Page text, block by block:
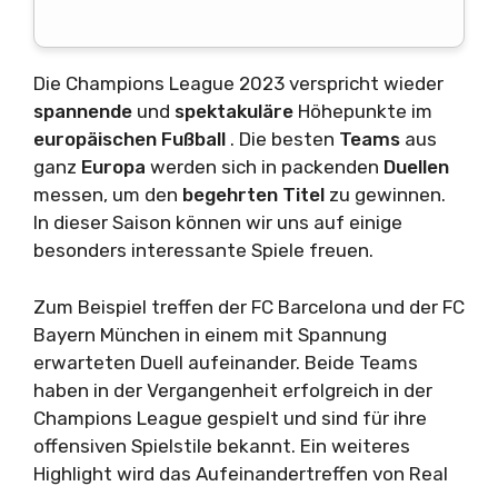
Die Champions League 2023 verspricht wieder
spannende und spektakuläre Höhepunkte im
europäischen Fußball . Die besten Teams aus
ganz Europa werden sich in packenden Duellen
messen, um den begehrten Titel zu gewinnen.
In dieser Saison können wir uns auf einige
besonders interessante Spiele freuen.
Zum Beispiel treffen der FC Barcelona und der FC
Bayern München in einem mit Spannung
erwarteten Duell aufeinander. Beide Teams
haben in der Vergangenheit erfolgreich in der
Champions League gespielt und sind für ihre
offensiven Spielstile bekannt. Ein weiteres
Highlight wird das Aufeinandertreffen von Real